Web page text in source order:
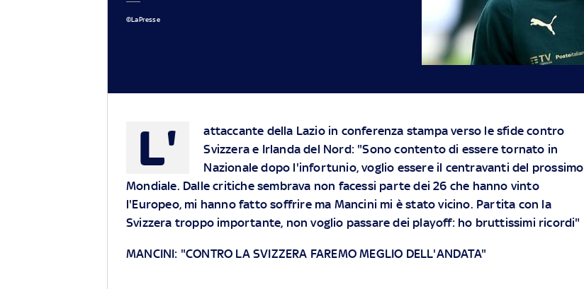
©LaPresse
L'
attaccante della Lazio in conferenza stampa verso le sfide contro
Svizzera e Irlanda del Nord: "Sono contento di essere tornato in
Nazionale dopo l'infortunio, voglio essere il centravanti del prossimo
Mondiale. Dalle critiche sembrava non facessi parte dei 26 che hanno vinto
l'Europeo, mi hanno fatto soffrire ma Mancini mi è stato vicino. Partita con la
Svizzera troppo importante, non voglio passare dei playoff: ho bruttissimi ricordi"
MANCINI: "CONTRO LA SVIZZERA FAREMO MEGLIO DELL'ANDATA"